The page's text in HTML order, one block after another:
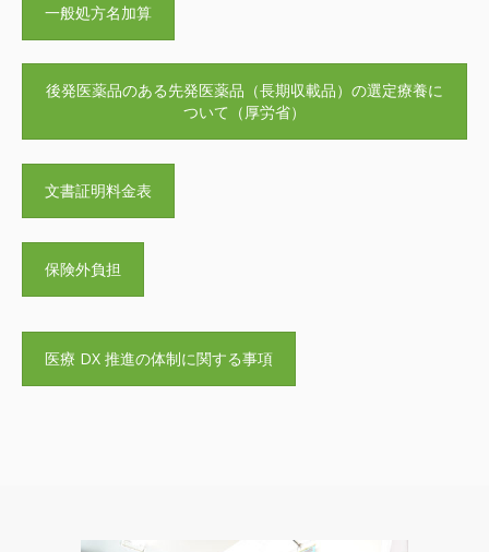
一般処方名加算
後発医薬品のある先発医薬品（長期収載品）の選定療養に
ついて（厚労省）
文書証明料金表
保険外負担
医療 DX 推進の体制に関する事項